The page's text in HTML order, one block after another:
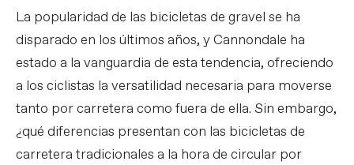
La popularidad de las bicicletas de gravel se ha
disparado en los últimos años, y Cannondale ha
estado a la vanguardia de esta tendencia, ofreciendo
a los ciclistas la versatilidad necesaria para moverse
tanto por carretera como fuera de ella. Sin embargo,
¿qué diferencias presentan con las bicicletas de
carretera tradicionales a la hora de circular por